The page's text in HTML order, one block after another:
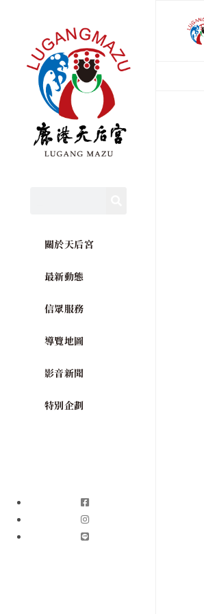
關於天后宮
最新動態
信眾服務
導覽地圖
影音新聞
特別企劃